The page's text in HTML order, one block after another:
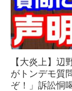
【大炎上】辺
がトンデモ質
ぞ！」訴訟恫